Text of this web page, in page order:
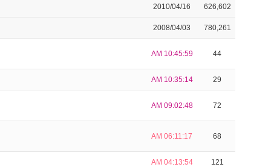
2010/04/16 626,602
2008/04/03 780,261
AM 10:45:59 44
AM 10:35:14 29
AM 09:02:48 72
AM 06:11:17 68
AM 04:13:54 121